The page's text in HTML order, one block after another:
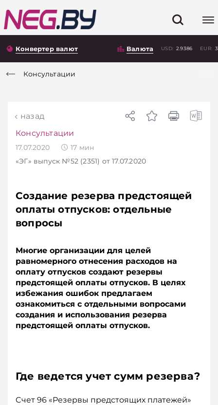
Конвертер валют Валюта USD: 2.9386 EUR:
Консультации
назад
Консультации
17.07.2020 17 мин
«ЭГ» выпуск №52 (2351) от 17.07.2020
Создание резерва предстоящей
оплаты отпусков: отдельные
вопросы
Многие организации для целей
равномерного отнесения расходов на
оплату отпусков создают резервы
предстоящей оплаты отпусков. В целях
избежания ошибок предлагаем
ознакомиться с отдельными вопросами
создания и использования резерва
предстоящей оплаты отпусков.
Где ведется учет сумм резерва?
Cчет 96 «Резервы предстоящих платежей»